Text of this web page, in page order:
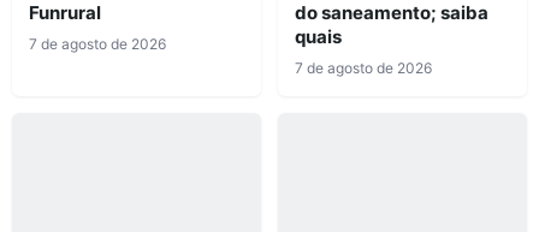
Funrural
7 de agosto de 2026
do saneamento; saiba
quais
7 de agosto de 2026